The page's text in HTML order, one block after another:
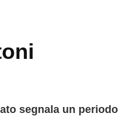
segnala un periodo